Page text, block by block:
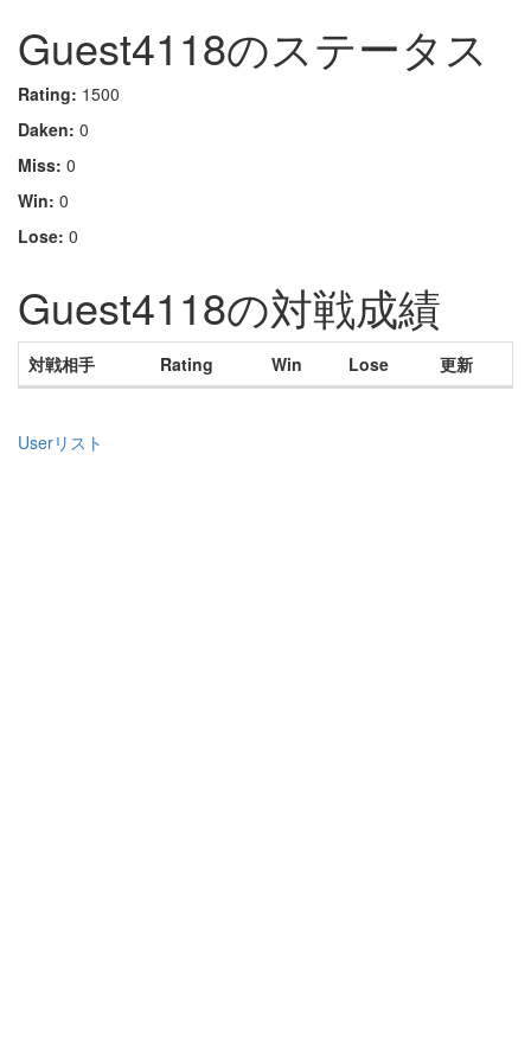
Guest4118のステータス
Rating: 1500
Daken: 0
Miss: 0
Win: 0
Lose: 0
Guest4118の対戦成績
対戦相手 Rating Win Lose 更新
Userリスト